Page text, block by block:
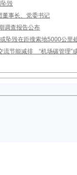
毁
董事长、党委书记
调查报告公布
坠毁在距搜索地5000公里
流节能减排 “机场碳管理”